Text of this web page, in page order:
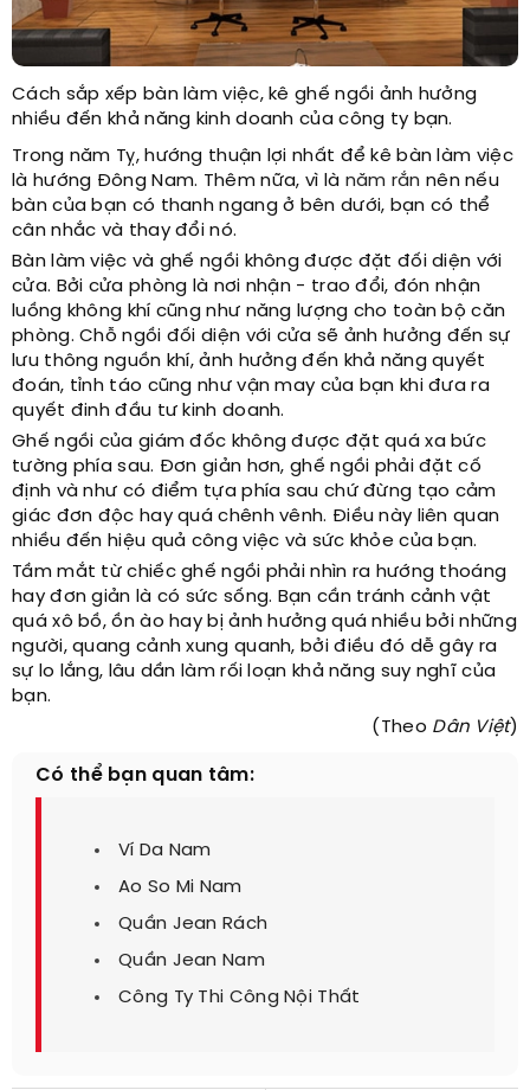
Cách sắp xếp bàn làm việc, kê ghế ngồi ảnh hưởng
nhiều đến khả năng kinh doanh của công ty bạn.
Trong năm Tỵ, hướng thuận lợi nhất để kê bàn làm việc
là hướng Đông Nam. Thêm nữa, vì là năm rắn nên nếu
bàn của bạn có thanh ngang ở bên dưới, bạn có thể
cân nhắc và thay đổi nó.
Bàn làm việc và ghế ngồi không được đặt đối diện với
cửa. Bởi cửa phòng là nơi nhận - trao đổi, đón nhận
luồng không khí cũng như năng lượng cho toàn bộ căn
phòng. Chỗ ngồi đối diện với cửa sẽ ảnh hưởng đến sự
lưu thông nguồn khí, ảnh hưởng đến khả năng quyết
đoán, tỉnh táo cũng như vận may của bạn khi đưa ra
quyết đinh đầu tư kinh doanh.
Ghế ngồi của giám đốc không được đặt quá xa bức
tường phía sau. Đơn giản hơn, ghế ngồi phải đặt cố
định và như có điểm tựa phía sau chứ đừng tạo cảm
giác đơn độc hay quá chênh vênh. Điều này liên quan
nhiều đến hiệu quả công việc và sức khỏe của bạn.
Tầm mắt từ chiếc ghế ngồi phải nhìn ra hướng thoáng
hay đơn giản là có sức sống. Bạn cần tránh cảnh vật
quá xô bồ, ồn ào hay bị ảnh hưởng quá nhiều bởi những
người, quang cảnh xung quanh, bởi điều đó dễ gây ra
sự lo lắng, lâu dần làm rối loạn khả năng suy nghĩ của
bạn.
(Theo Dân Việt)
Có thể bạn quan tâm:
Ví Da Nam
Ao So Mi Nam
Quần Jean Rách
Quần Jean Nam
Công Ty Thi Công Nội Thất